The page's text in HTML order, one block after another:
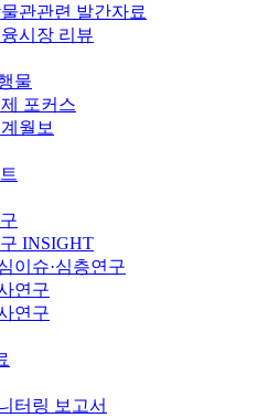
관관련 발간자료
시장 리뷰
물
포커스
월보
INSIGHT
이슈·심층연구
연구
연구
터링 보고서